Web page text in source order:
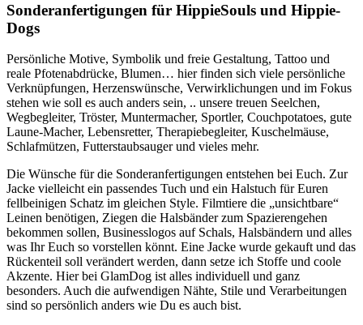
Sonderanfertigungen für HippieSouls und Hippie-
Dogs
Persönliche Motive, Symbolik und freie Gestaltung, Tattoo und
reale Pfotenabdrücke, Blumen… hier finden sich viele persönliche
Verknüpfungen, Herzenswünsche, Verwirklichungen und im Fokus
stehen wie soll es auch anders sein, .. unsere treuen Seelchen,
Wegbegleiter, Tröster, Muntermacher, Sportler, Couchpotatoes, gute
Laune-Macher, Lebensretter, Therapiebegleiter, Kuschelmäuse,
Schlafmützen, Futterstaubsauger und vieles mehr.
Die Wünsche für die Sonderanfertigungen entstehen bei Euch. Zur
Jacke vielleicht ein passendes Tuch und ein Halstuch für Euren
fellbeinigen Schatz im gleichen Style. Filmtiere die „unsichtbare“
Leinen benötigen, Ziegen die Halsbänder zum Spazierengehen
bekommen sollen, Businesslogos auf Schals, Halsbändern und alles
was Ihr Euch so vorstellen könnt. Eine Jacke wurde gekauft und das
Rückenteil soll verändert werden, dann setze ich Stoffe und coole
Akzente. Hier bei GlamDog ist alles individuell und ganz
besonders. Auch die aufwendigen Nähte, Stile und Verarbeitungen
sind so persönlich anders wie Du es auch bist.